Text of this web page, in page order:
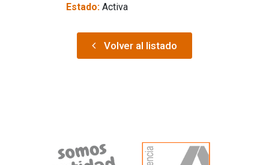
Estado: Activa
Volver al listado